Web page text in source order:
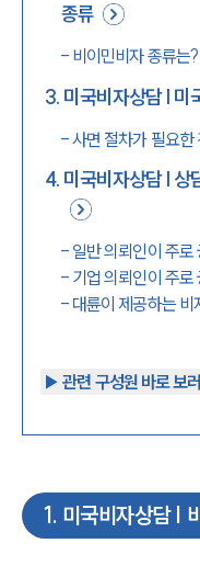
종류
- 비이민비자 종류는?
3. 미국비자상담 | 미
-사면 절차가 필요한
4. 미국비자상담 | 상
- 일반 의뢰인이 주로
- 기업 의뢰인이 주로
- 대륜이 제공하는 비
▶︎ 관련 구성원 바로 보
1. 미국비자상담 |